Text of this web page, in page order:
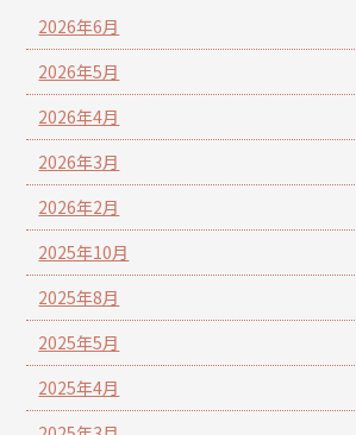
2026年6月
2026年5月
2026年4月
2026年3月
2026年2月
2025年10月
2025年8月
2025年5月
2025年4月